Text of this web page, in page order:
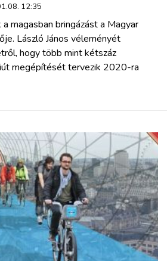
12:35
magasban bringázást a Magyar
László János véleményét
hogy több mint kétszáz
megépítését tervezik 2020-ra